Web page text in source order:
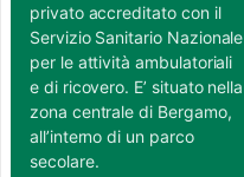
privato accreditato con il
Servizio Sanitario Nazionale
per le attività ambulatoriali
e di ricovero. E’ situato nella
zona centrale di Bergamo,
all’interno di un parco
secolare.